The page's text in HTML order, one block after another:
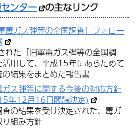
ンター の主なリンク
毒ガス弾等の全国調査」フォロー
れた「旧軍毒ガス弾等の全国調
用して、平成15年にあらためて
結果をまとめた報告書
ガス弾等に関する今後の対応方針
年12月16日閣議決定)
の結果を受け決定された、毒ガ
組み方針